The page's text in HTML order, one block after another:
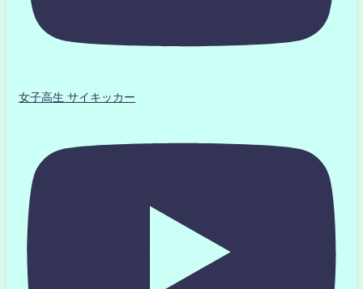
女子高生 サイキッカー